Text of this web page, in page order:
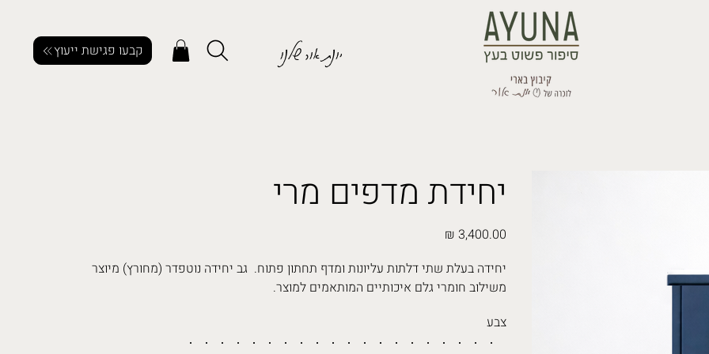
יונת אור שלנו קבעו פגישת ייעוץ
יחידת מדפים מרי
מחיר
יחידה בעלת שתי דלתות עליונות ומדף תחתון פתוח. גב יחידה נוטפדר (מחורץ) מיוצר
משילוב חומרי גלם איכותיים המותאמים למוצר.
צבע